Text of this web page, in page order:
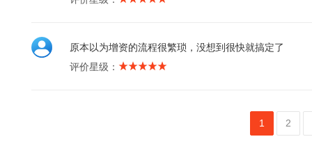
原本以为增资的流程很繁琐，没想到很快就搞定了
评价星级：
1 2